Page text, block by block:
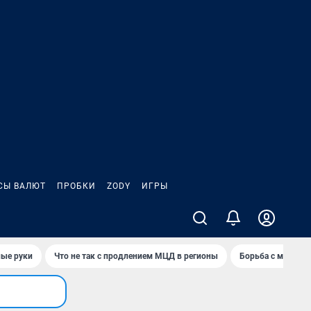
ВАЛЮТ ПРОБКИ ZODY ИГРЫ
руки Что не так с продлением МЦД в регионы Борьба с мэрией